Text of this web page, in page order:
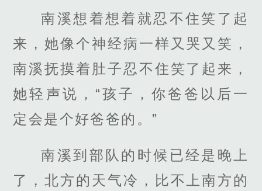
南溪想着想着就忍不住笑了起
来，她像个神经病一样又哭又笑，
南溪抚摸着肚子忍不住笑了起来，
她轻声说，“孩子，你爸爸以后一
定会是个好爸爸的。”
南溪到部队的时候已经是晚上
了，北方的天气冷，比不上南方的